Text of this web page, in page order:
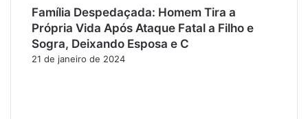
Família Despedaçada: Homem Tira a
Própria Vida Após Ataque Fatal a Filho e
Sogra, Deixando Esposa e C
21 de janeiro de 2024